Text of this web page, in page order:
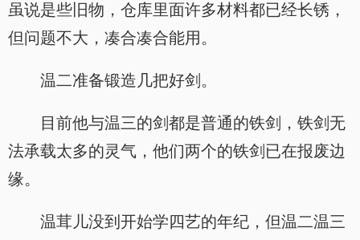
虽说是些旧物，仓库里面许多材料都已经长锈，
但问题不大，凑合凑合能用。
温二准备锻造几把好剑。
目前他与温三的剑都是普通的铁剑，铁剑无
法承载太多的灵气，他们两个的铁剑已在报废边
缘。
温茸儿没到开始学四艺的年纪，但温二温三